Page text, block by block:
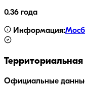
0.36 года
Информация:
Официальные данные